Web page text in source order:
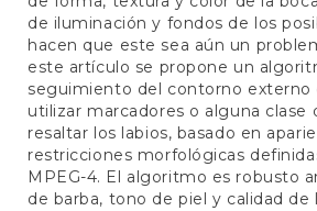
de iluminación y fondos de los
hacen que este sea aún un
este artículo se propone un
seguimiento del contorno externo
utilizar marcadores o alguna clase
resaltar los labios, basado en
restricciones morfológicas
MPEG-4. El algoritmo es robusto
de barba, tono de piel y calidad de